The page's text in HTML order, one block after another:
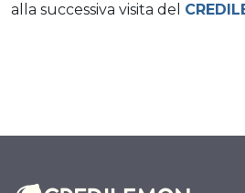
alla successiva visita del